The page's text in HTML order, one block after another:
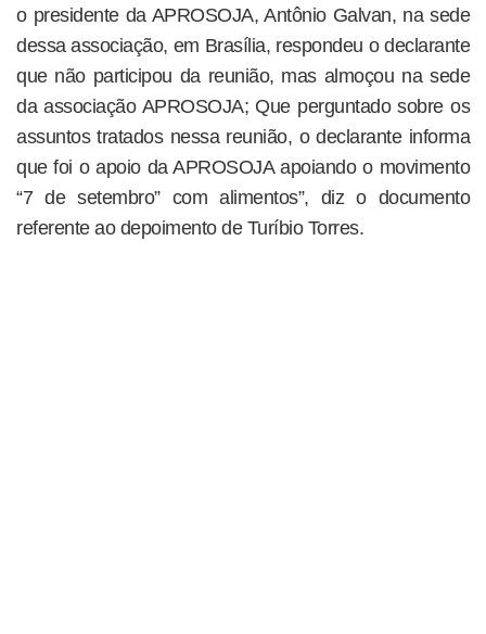
o presidente da APROSOJA, Antônio Galvan, na sede
dessa associação, em Brasília, respondeu o declarante
que não participou da reunião, mas almoçou na sede
da associação APROSOJA; Que perguntado sobre os
assuntos tratados nessa reunião, o declarante informa
que foi o apoio da APROSOJA apoiando o movimento
“7 de setembro” com alimentos”, diz o documento
referente ao depoimento de Turíbio Torres.